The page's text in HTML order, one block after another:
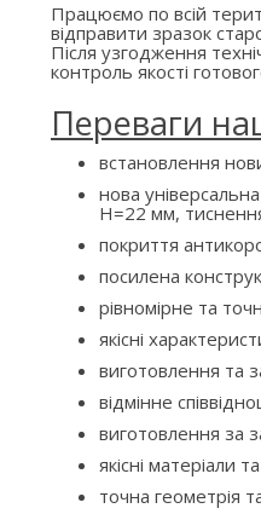
Працюємо по всій
відправити зразок
Після узгодження
контроль якості
Переваги
встановлення
нова
H=22 мм,
покриття
посилена
рівномірне та
якісні
виготовлення та
відмінне
виготовлення за
якісні матеріали
точна геометрія